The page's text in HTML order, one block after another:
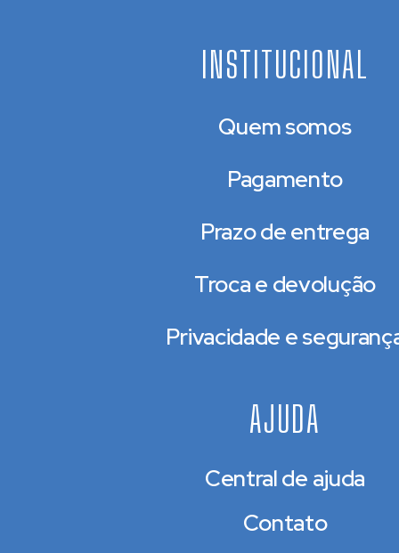
INSTITUCIONAL
Quem somos
Pagamento
Prazo de entrega
Troca e devolução
Privacidade e
AJUDA
Central de ajuda
Contato